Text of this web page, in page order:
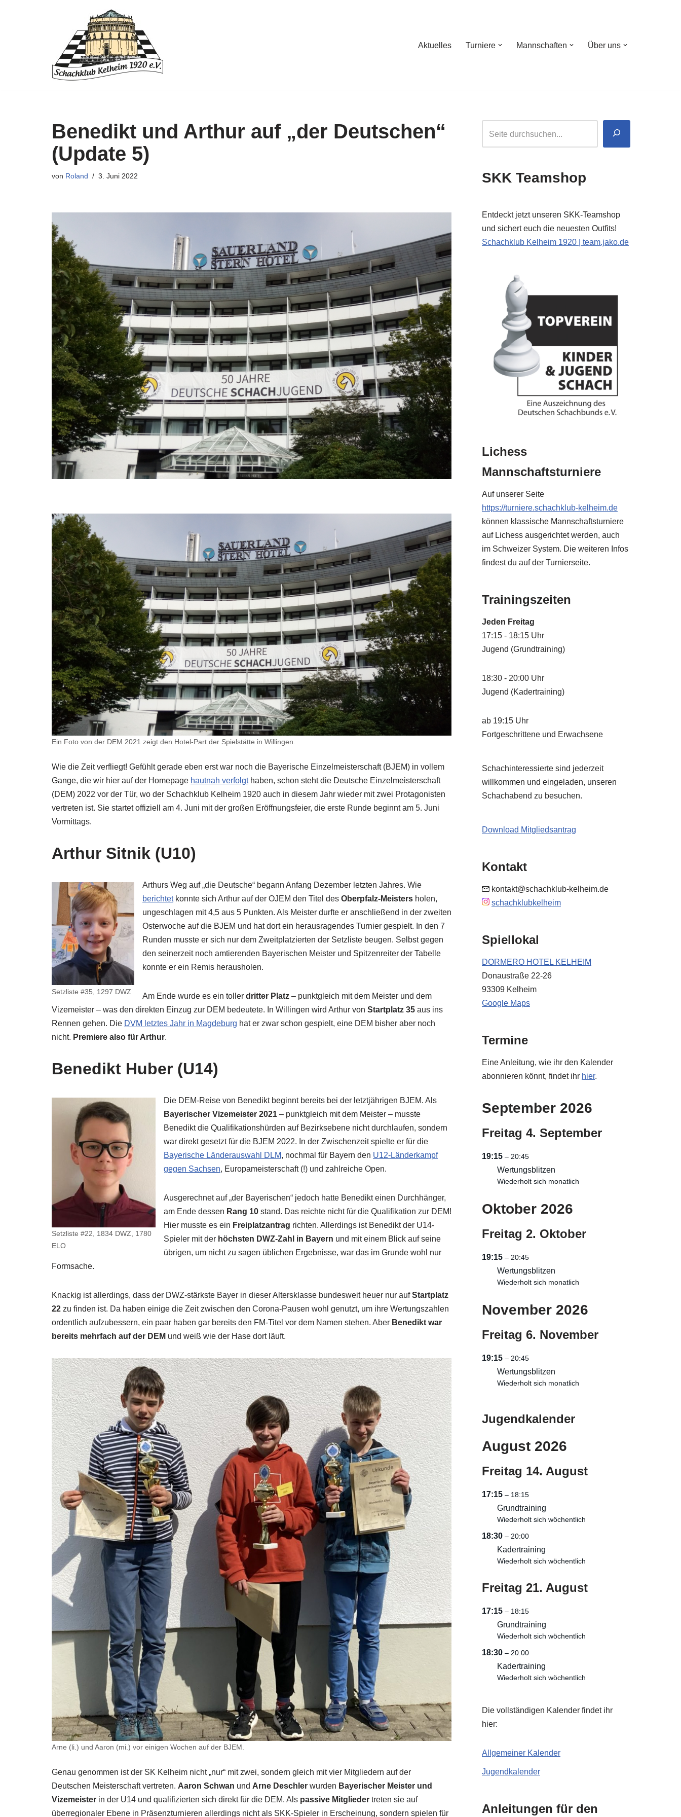
Aktuelles Turniere Mannschaften Über uns
Benedikt und Arthur auf „der Deutschen“
(Update 5)
von Roland 3. Juni 2022
Ein Foto von der DEM 2021 zeigt den Hotel-Part der Spielstätte in Willingen.
Wie die Zeit verfliegt! Gefühlt gerade eben erst war noch die Bayerische Einzelmeisterschaft (BJEM) in vollem
Gange, die wir hier auf der Homepage hautnah verfolgthaben, schon steht die Deutsche Einzelmeisterschaft
(DEM) 2022 vor der Tür, wo der Schachklub Kelheim 1920 auch in diesem Jahr wieder mit zwei Protagonisten
vertreten ist. Sie startet offiziell am 4. Juni mit der großen Eröffnungsfeier, die erste Runde beginnt am 5. Juni
Vormittags.
Arthur Sitnik (U10)
Setzliste #35, 1297 DWZ
Arthurs Weg auf „die Deutsche“ begann Anfang Dezember letzten Jahres. Wie
berichtetkonnte sich Arthur auf der OJEM den Titel des Oberpfalz-Meisters holen,
ungeschlagen mit 4,5 aus 5 Punkten. Als Meister durfte er anschließend in der zweiten
Osterwoche auf die BJEM und hat dort ein herausragendes Turnier gespielt. In den 7
Runden musste er sich nur dem Zweitplatzierten der Setzliste beugen. Selbst gegen
den seinerzeit noch amtierenden Bayerischen Meister und Spitzenreiter der Tabelle
konnte er ein Remis herausholen.
Am Ende wurde es ein toller dritter Platz – punktgleich mit dem Meister und dem
Vizemeister – was den direkten Einzug zur DEM bedeutete. In Willingen wird Arthur von Startplatz 35 aus ins
Rennen gehen. Die DVM letztes Jahr in Magdeburg hat er zwar schon gespielt, eine DEM bisher aber noch
nicht. Premiere also für Arthur.
Benedikt Huber (U14)
Setzliste #22, 1834 DWZ, 1780
ELO
Die DEM-Reise von Benedikt beginnt bereits bei der letztjährigen BJEM. Als
Bayerischer Vizemeister 2021 – punktgleich mit dem Meister – musste
Benedikt die Qualifikationshürden auf Bezirksebene nicht durchlaufen, sondern
war direkt gesetzt für die BJEM 2022. In der Zwischenzeit spielte er für die
Bayerische Länderauswahl DLM, nochmal für Bayern den U12-Länderkampf
gegen Sachsen, Europameisterschaft (!) und zahlreiche Open.
Ausgerechnet auf „der Bayerischen“ jedoch hatte Benedikt einen Durchhänger,
am Ende dessen Rang 10 stand. Das reichte nicht für die Qualifikation zur DEM!
Hier musste es ein Freiplatzantrag richten. Allerdings ist Benedikt der U14-
Spieler mit der höchsten DWZ-Zahl in Bayern und mit einem Blick auf seine
übrigen, um nicht zu sagen üblichen Ergebnisse, war das im Grunde wohl nur
Formsache.
Knackig ist allerdings, dass der DWZ-stärkste Bayer in dieser Altersklasse bundesweit heuer nur aufStartplatz
22 zu finden ist. Da haben einige die Zeit zwischen den Corona-Pausen wohl genutzt, um ihre Wertungszahlen
ordentlich aufzubessern, ein paar haben gar bereits den FM-Titel vor dem Namen stehen. Aber Benedikt war
bereits mehrfach auf der DEM und weiß wie der Hase dort läuft.
Arne (li.) und Aaron (mi.) vor einigen Wochen auf der BJEM.
Genau genommen ist der SK Kelheim nicht „nur“ mit zwei, sondern gleich mit vier Mitgliedern auf der
Deutschen Meisterschaft vertreten. Aaron Schwan und Arne Deschler wurden Bayerischer Meister und
Vizemeister in der U14 und qualifizierten sich direkt für die DEM. Als passive Mitglieder treten sie auf
überregionaler Ebene in Präsenzturnieren allerdings nicht als SKK-Spieler in Erscheinung, sondern spielen für
SKK Teamshop
Entdeckt jetzt unseren SKK-Teamshop
und sichert euch die neuesten Outfits!
Schachklub Kelheim 1920 | team.jako.de
Lichess
Mannschaftsturniere
Auf unserer Seite
https://turniere.schachklub-kelheim.de
können klassische Mannschaftsturniere
auf Lichess ausgerichtet werden, auch
im Schweizer System. Die weiteren Infos
findest du auf der Turnierseite.
Trainingszeiten
Jeden Freitag
17:15 - 18:15 Uhr
Jugend (Grundtraining)
18:30 - 20:00 Uhr
Jugend (Kadertraining)
ab 19:15 Uhr
Fortgeschrittene und Erwachsene
Schachinteressierte sind jederzeit
willkommen und eingeladen, unseren
Schachabend zu besuchen.
Download Mitgliedsantrag
Kontakt
kontakt@schachklub-kelheim.de
schachklubkelheim
Spiellokal
DORMERO HOTEL KELHEIM
Donaustraße 22-26
93309 Kelheim
Google Maps
Termine
Eine Anleitung, wie ihr den Kalender
abonnieren könnt, findet ihr hier.
September 2026
Freitag 4. September
19:15 – 20:45
Wertungsblitzen
Wiederholt sich monatlich
Oktober 2026
Freitag 2. Oktober
19:15 – 20:45
Wertungsblitzen
Wiederholt sich monatlich
November 2026
Freitag 6. November
19:15 – 20:45
Wertungsblitzen
Wiederholt sich monatlich
Jugendkalender
August 2026
Freitag 14. August
17:15 – 18:15
Grundtraining
Wiederholt sich wöchentlich
18:30 – 20:00
Kadertraining
Wiederholt sich wöchentlich
Freitag 21. August
17:15 – 18:15
Grundtraining
Wiederholt sich wöchentlich
18:30 – 20:00
Kadertraining
Wiederholt sich wöchentlich
Die vollständigen Kalender findet ihr
hier:
Allgemeiner Kalender
Jugendkalender
Anleitungen für den